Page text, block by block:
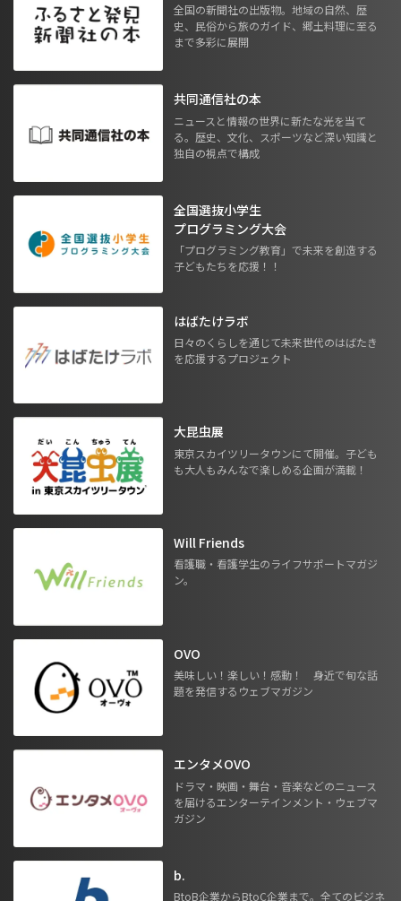
全国の新聞社の出版物。地域の自然、歴
史、民俗から旅のガイド、郷土料理に至る
まで多彩に展開
共同通信社の本
ニュースと情報の世界に新たな光を当て
る。歴史、文化、スポーツなど深い知識と
独自の視点で構成
全国選抜小学生
プログラミング大会
「プログラミング教育」で未来を創造する
子どもたちを応援！！
はばたけラボ
日々のくらしを通じて未来世代のはばたき
を応援するプロジェクト
大昆虫展
東京スカイツリータウンにて開催。子ども
も大人もみんなで楽しめる企画が満載！
Will Friends
看護職・看護学生のライフサポートマガジ
ン。
OVO
美味しい！楽しい！感動！ 身近で旬な話
題を発信するウェブマガジン
エンタメOVO
ドラマ・映画・舞台・音楽などのニュース
を届けるエンターテインメント・ウェブマ
ガジン
b.
BtoB企業からBtoC企業まで。全てのビジネ